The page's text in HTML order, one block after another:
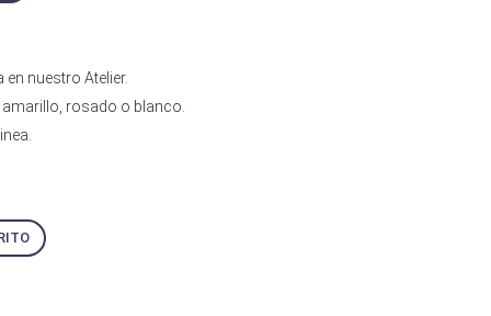
en nuestro Atelier.
amarillo, rosado o blanco.